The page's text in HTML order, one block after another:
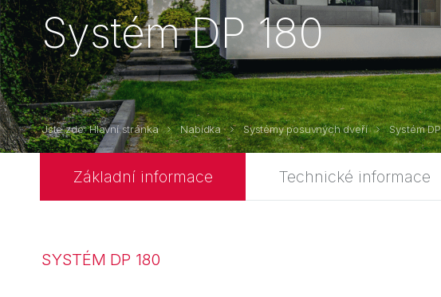
Systém DP 180
Jste zde: Hlavní stránka Nabídka Systémy posuvných dveří Systém
Základní informace Technické informace
SYSTÉM DP 180